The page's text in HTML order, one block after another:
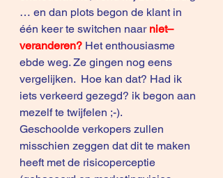
… en dan plots begon de klant in
één keer te switchen naar niet–
veranderen? Het enthousiasme
ebde weg. Ze gingen nog eens
vergelijken.  Hoe kan dat? Had ik
iets verkeerd gezegd? ik begon aan
mezelf te twijfelen ;-).
Geschoolde verkopers zullen
misschien zeggen dat dit te maken
heeft met de risicoperceptie